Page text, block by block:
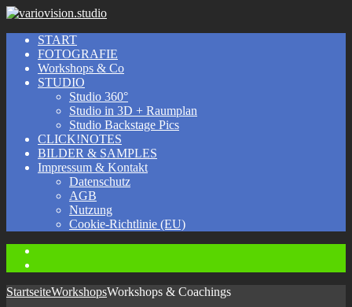
START
FOTOGRAFIE
Workshops & Co
STUDIO
Studio 360°
Studio in 3D + Raumplan
Studio Backstage Pics
CLICK!NOTES
BILDER & SAMPLES
Impressum & Kontakt
Datenschutz
AGB
Nutzung
Cookie-Richtlinie (EU)
StartseiteWorkshopsWorkshops & Coachings